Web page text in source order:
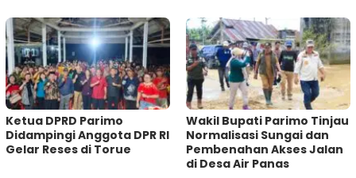
Ketua DPRD Parimo
Didampingi Anggota DPR RI
Gelar Reses di Torue
Wakil Bupati Parimo Tinjau
Normalisasi Sungai dan
Pembenahan Akses Jalan
di Desa Air Panas